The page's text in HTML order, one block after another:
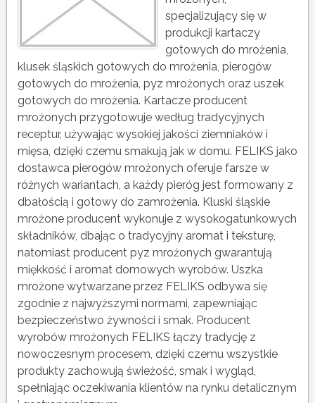
specjalizujący się w
produkcji kartaczy
gotowych do mrożenia,
klusek śląskich gotowych do mrożenia, pierogów
gotowych do mrożenia, pyz mrożonych oraz uszek
gotowych do mrożenia. Kartacze producent
mrożonych przygotowuje według tradycyjnych
receptur, używając wysokiej jakości ziemniaków i
mięsa, dzięki czemu smakują jak w domu. FELIKS jako
dostawca pierogów mrożonych oferuje farsze w
różnych wariantach, a każdy pieróg jest formowany z
dbałością i gotowy do zamrożenia. Kluski śląskie
mrożone producent wykonuje z wysokogatunkowych
składników, dbając o tradycyjny aromat i teksturę,
natomiast producent pyz mrożonych gwarantują
miękkość i aromat domowych wyrobów. Uszka
mrożone wytwarzane przez FELIKS odbywa się
zgodnie z najwyższymi normami, zapewniając
bezpieczeństwo żywności i smak. Producent
wyrobów mrożonych FELIKS łączy tradycję z
nowoczesnym procesem, dzięki czemu wszystkie
produkty zachowują świeżość, smak i wygląd,
spełniając oczekiwania klientów na rynku detalicznym